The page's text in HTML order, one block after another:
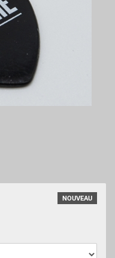
NOUVEAU